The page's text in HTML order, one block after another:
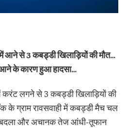
आने से 3 कबड्डी खिलाड़ियों की मौत…
के कारण हुआ हादसा…
करंट लगने से 3 कबड्डी खिलाड़ियों की
के ग्राम रावसवाही में कबड्डी मैच चल
बदला और अचानक तेज आंधी-तूफान